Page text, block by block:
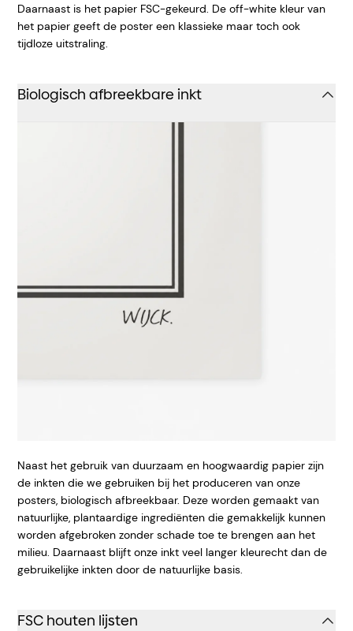
Daarnaast is het papier FSC-gekeurd. De off-white kleur van
het papier geeft de poster een klassieke maar toch ook
tijdloze uitstraling.
Biologisch afbreekbare inkt
Naast het gebruik van duurzaam en hoogwaardig papier zijn
de inkten die we gebruiken bij het produceren van onze
posters, biologisch afbreekbaar. Deze worden gemaakt van
natuurlijke, plantaardige ingrediënten die gemakkelijk kunnen
worden afgebroken zonder schade toe te brengen aan het
milieu. Daarnaast blijft onze inkt veel langer kleurecht dan de
gebruikelijke inkten door de natuurlijke basis.
FSC houten lijsten